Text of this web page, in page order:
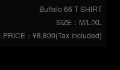
Buffalo 66 T SHIRT
SIZE：M/L/XL
PRICE：¥8,800(Tax Included)